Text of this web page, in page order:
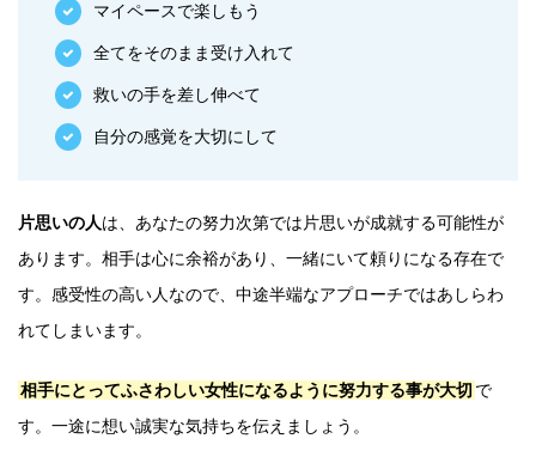
マイペースで楽しもう
全てをそのまま受け入れて
救いの手を差し伸べて
自分の感覚を大切にして
片思いの人は、あなたの努力次第では片思いが成就する可能性が
あります。相手は心に余裕があり、一緒にいて頼りになる存在で
す。感受性の高い人なので、中途半端なアプローチではあしらわ
れてしまいます。
相手にとってふさわしい女性になるように努力する事が大切 で
す。一途に想い誠実な気持ちを伝えましょう。